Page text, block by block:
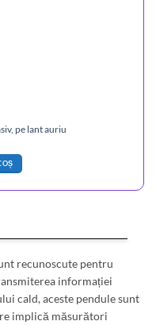
pe lant auriu
recunoscute pentru
informației
cald, aceste pendule sunt
implică măsurători